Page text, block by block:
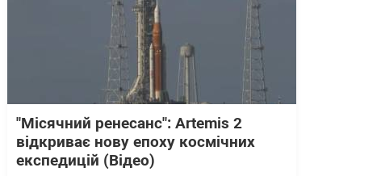
"Місячний ренесанс": Artemis 2
відкриває нову епоху космічних
експедицій (Відео)